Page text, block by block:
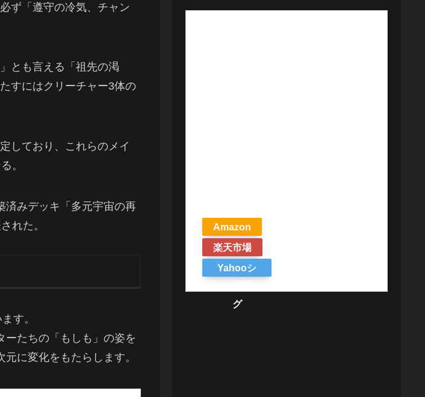
ず「遵守の冷気、チャン
とも言える「祖先の渇
すにはクリーチャー3体の
しており、これらのメイ
。
済みデッキ「多元宇宙の再
れた。
す。
ーたちの「もしも」の姿を
に変化をもたらします。
Amazon
楽天市場
Yahooシ
グ